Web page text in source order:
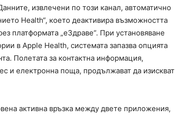
извлечени по този канал, автоматично
Health“, което деактивира възможността
платформата „еЗдраве“. При установяване
в Apple Health, системата запазва опцията
Полетата за контактна информация,
и електронна поща, продължават да изискват
активна връзка между двете приложения,